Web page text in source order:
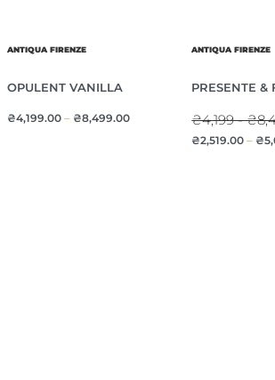
ANTIQUA FIRENZE
OPULENT VANILLA
₴4,199.00– ₴8,499.00
ANTIQUA FIRENZE
PRESENTE &
₴4,199 -
₴2,519.00 – ₴